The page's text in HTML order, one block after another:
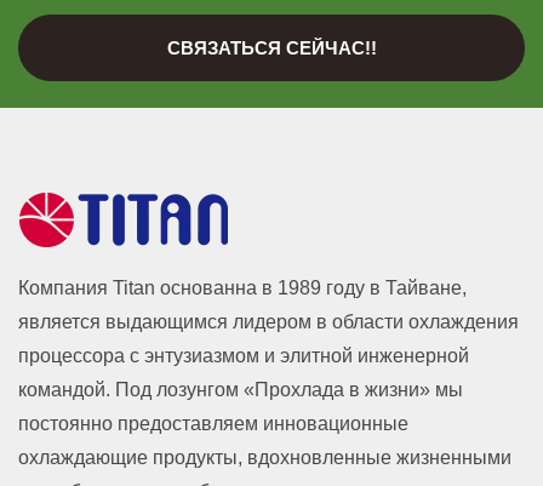
СВЯЗАТЬСЯ СЕЙЧАС!!
Компания Titan основанна в 1989 году в Тайване,
является выдающимся лидером в области охлаждения
процессора с энтузиазмом и элитной инженерной
командой. Под лозунгом «Прохлада в жизни» мы
постоянно предоставляем инновационные
охлаждающие продукты, вдохновленные жизненными